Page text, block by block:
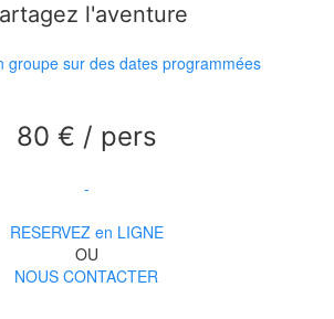
l'aventure
groupe sur des dates programmées
80 € / pers
-
RESERVEZ en LIGNE
OU
NOUS CONTACTER